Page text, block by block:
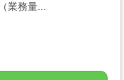
業務量...